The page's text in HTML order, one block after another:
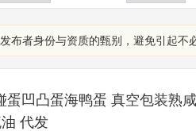
布者身份与资质的甄别，避免引起不
蛋凹凸蛋海鸭蛋 真空包装熟
代发